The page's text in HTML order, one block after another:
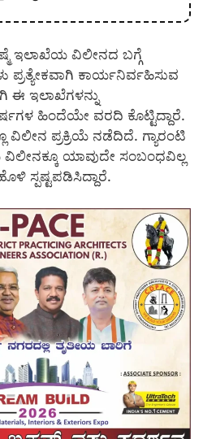
ಇಲಾಖೆಯ ವಿಲೀನದ ಬಗ್ಗೆ
ಪ್ರತ್ಯೇಕವಾಗಿ ಕಾರ್ಯನಿರ್ವಹಿಸುವ
ಈ ಇಲಾಖೆಗಳನ್ನು
ಹಿಂದೆಯೇ ವರದಿ ಕೊಟ್ಟಿದ್ದಾರೆ.
ವಿಲೀನ ಪ್ರಕ್ರಿಯೆ ನಡೆದಿದೆ. ಗ್ಯಾರಂಟಿ
ಯಾವುದೇ ಸಂಬಂಧವಿಲ್ಲ
ಸ್ಪಷ್ಟಪಡಿಸಿದ್ದಾರೆ.